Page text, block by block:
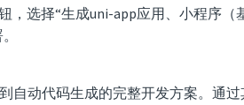
选择“生成uni-app应用、小程序
自动代码生成的完整开发方案。